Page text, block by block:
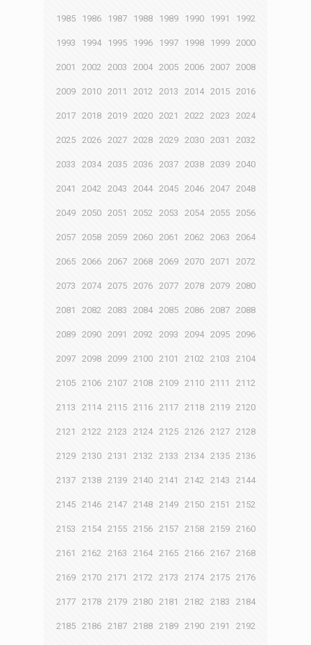
1985 1986 1987 1988 1989 1990 1991 1992
1993 1994 1995 1996 1997 1998 1999 2000
2001 2002 2003 2004 2005 2006 2007 2008
2009 2010 2011 2012 2013 2014 2015 2016
2017 2018 2019 2020 2021 2022 2023 2024
2025 2026 2027 2028 2029 2030 2031 2032
2033 2034 2035 2036 2037 2038 2039 2040
2041 2042 2043 2044 2045 2046 2047 2048
2049 2050 2051 2052 2053 2054 2055 2056
2057 2058 2059 2060 2061 2062 2063 2064
2065 2066 2067 2068 2069 2070 2071 2072
2073 2074 2075 2076 2077 2078 2079 2080
2081 2082 2083 2084 2085 2086 2087 2088
2089 2090 2091 2092 2093 2094 2095 2096
2097 2098 2099 2100 2101 2102 2103 2104
2105 2106 2107 2108 2109 2110 2111 2112
2113 2114 2115 2116 2117 2118 2119 2120
2121 2122 2123 2124 2125 2126 2127 2128
2129 2130 2131 2132 2133 2134 2135 2136
2137 2138 2139 2140 2141 2142 2143 2144
2145 2146 2147 2148 2149 2150 2151 2152
2153 2154 2155 2156 2157 2158 2159 2160
2161 2162 2163 2164 2165 2166 2167 2168
2169 2170 2171 2172 2173 2174 2175 2176
2177 2178 2179 2180 2181 2182 2183 2184
2185 2186 2187 2188 2189 2190 2191 2192